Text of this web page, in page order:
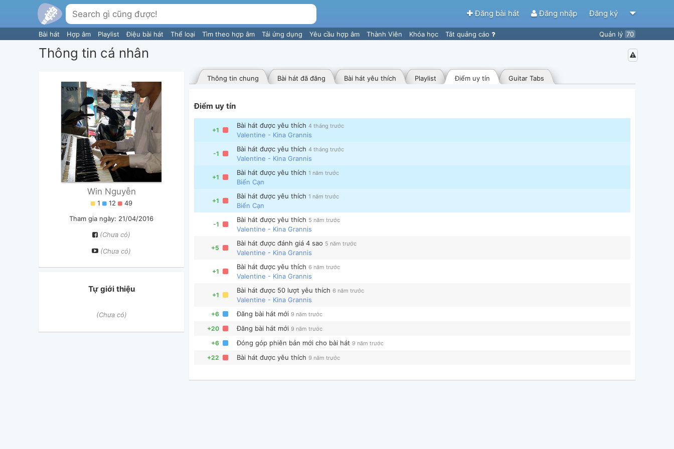
Đăng bài hát Đăng nhập Đăng ký
Bài hát Hợp âm Playlist Điệu bài hát Thể loại Tìm theo hợp âm Tải ứng dụng Yêu cầu hợp âm Thành Viên Khóa học Tắt quảng cáo Quản lý 70
Thông tin cá nhân
Win Nguyễn
1 12
49
Tham gia ngày: 21/04/2016
(Chưa có)
(Chưa có)
Tự giới thiệu
(Chưa có)
Guitar Tabs
Điểm uy tín
Playlist
Bài hát yêu thích
Bài hát đã đăng
Thông tin chung
Điểm uy tín
+1
Bài hát được yêu thích 4 tháng trước
Valentine - Kina Grannis
-1
Bài hát được yêu thích 4 tháng trước
Valentine - Kina Grannis
+1
Bài hát được yêu thích 1 năm trước
Biển Cạn
+1
Bài hát được yêu thích 1 năm trước
Biển Cạn
-1
Bài hát được yêu thích 5 năm trước
Valentine - Kina Grannis
+5
Bài hát được đánh giá 4 sao 5 năm trước
Valentine - Kina Grannis
+1
Bài hát được yêu thích 6 năm trước
Valentine - Kina Grannis
+1
Bài hát được 50 lượt yêu thích 6 năm trước
Valentine - Kina Grannis
+6 Đăng bài hát mới 9 năm trước
+20 Đăng bài hát mới 9 năm trước
+6 Đóng góp phiên bản mới cho bài hát 9 năm trước
+22 Bài hát được yêu thích 9 năm trước